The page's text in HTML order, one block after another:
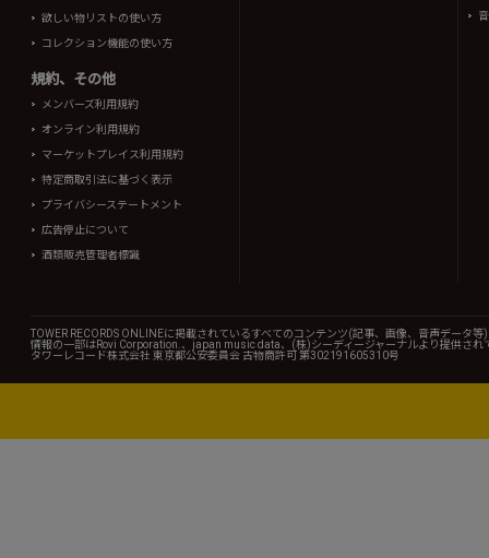
欲しい物リストの使い方
コレクション機能の使い方
規約、その他
メンバーズ利用規約
オンライン利用規約
マーケットプレイス利用規約
特定商取引法に基づく表示
プライバシーステートメント
広告停止について
酒類販売管理者標識
TOWER RECORDS ONLINEに掲載されているすべてのコンテンツ(記事、画像、音声データ
情報の一部はRovi Corporation.、japan music data、(株)シーディージャーナルより提供され
タワーレコード株式会社 東京都公安委員会 古物商許可 第302191605310号